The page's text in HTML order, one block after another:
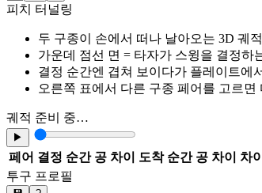
피치 터널링
두 구종이 손에서 떠나 날아오는 3D 궤
가운데 점선 면 = 타자가 스윙을 결정하
결정 순간엔 겹쳐 보이다가 플레이트에
오른쪽 표에서 다른 구종 페어를 고르면
궤적 준비 중…
▶
페어 결정 순간 공 차이 도착 순간 공 차이
차이
투구 프로필